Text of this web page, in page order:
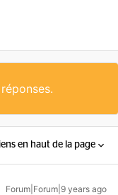
en haut de la page
Forum|Forum|9 years ago